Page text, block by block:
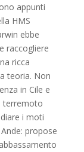
appunti
HMS
ebbe
raccogliere
ricca
teoria. Non
in Cile e
terremoto
i moti
propose